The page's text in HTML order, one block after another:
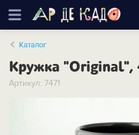
Каталог
Кружка "Original",
Артикул: 7471